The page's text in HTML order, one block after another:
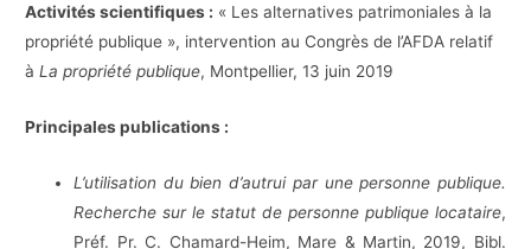
Activités scientifiques : « Les alternatives patrimoniales à la
propriété publique », intervention au Congrès de l’AFDA relatif
à La propriété publique, Montpellier, 13 juin 2019
Principales publications :
L’utilisation du bien d’autrui par une personne publique.
Recherche sur le statut de personne publique locataire,
Préf. Pr. C. Chamard-Heim, Mare & Martin, 2019, Bibl.